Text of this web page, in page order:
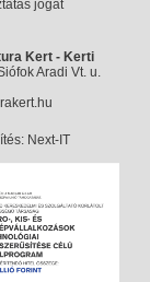
jogát
Kert - Kerti
Aradi Vt. u.
: Next-IT